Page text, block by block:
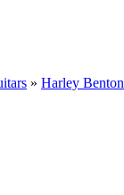
» Harley